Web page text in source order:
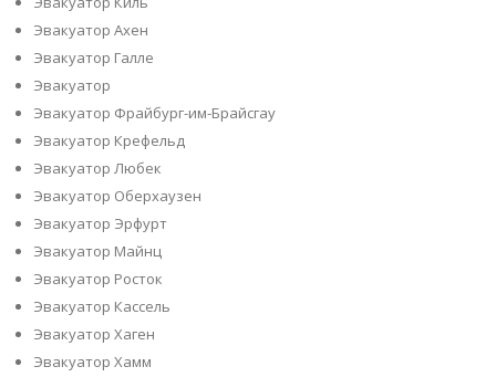
Эвакуатор Ахен
Эвакуатор Галле
Эвакуатор
Эвакуатор Фрайбург-им-Брайсгау
Эвакуатор Крефельд
Эвакуатор Любек
Эвакуатор Оберхаузен
Эвакуатор Эрфурт
Эвакуатор Майнц
Эвакуатор Росток
Эвакуатор Кассель
Эвакуатор Хаген
Эвакуатор Хамм